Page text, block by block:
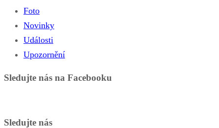
Foto
Novinky
Události
Upozornění
Sledujte nás na Facebooku
Sledujte nás